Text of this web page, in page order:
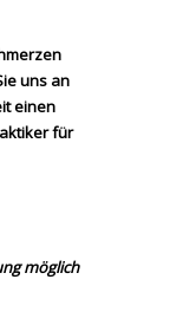
uns an
einen
für
möglich